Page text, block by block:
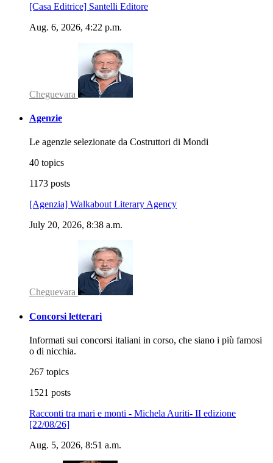
[Casa Editrice] Santelli Editore
Aug. 6, 2026, 4:22 p.m.
Cheguevara
Agenzie
Le agenzie selezionate da Costruttori di Mondi
40 topics
1173 posts
[Agenzia] Walkabout Literary Agency
July 20, 2026, 8:38 a.m.
Cheguevara
Concorsi letterari
Informati sui concorsi italiani in corso, che siano i più famosi
o di nicchia.
267 topics
1521 posts
Racconti tra mari e monti - Michela Auriti- II edizione
[22/08/26]
Aug. 5, 2026, 8:51 a.m.